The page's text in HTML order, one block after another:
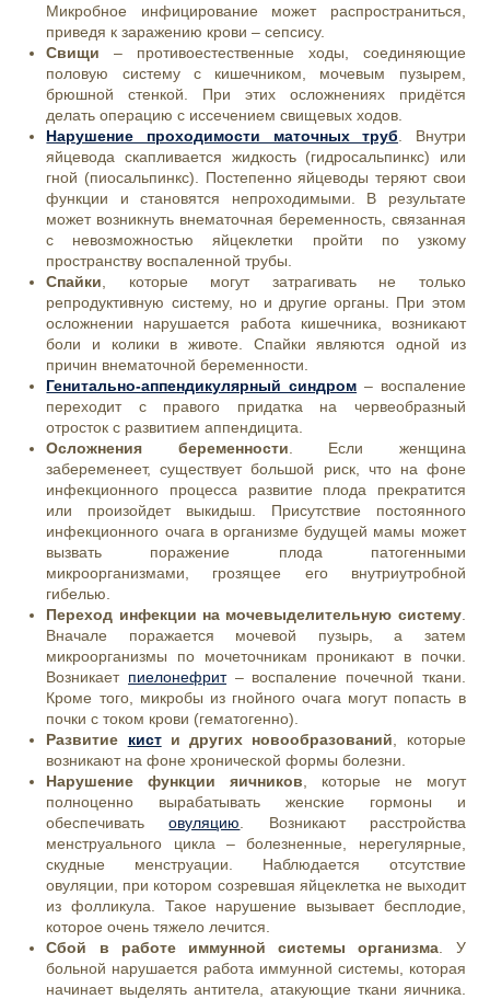
Микробное инфицирование может распространиться,
приведя к заражению крови – сепсису.
Свищи – противоестественные ходы, соединяющие
половую систему с кишечником, мочевым пузырем,
брюшной стенкой. При этих осложнениях придётся
делать операцию с иссечением свищевых ходов.
Нарушение проходимости маточных труб . Внутри
яйцевода скапливается жидкость (гидросальпинкс) или
гной (пиосальпинкс). Постепенно яйцеводы теряют свои
функции и становятся непроходимыми. В результате
может возникнуть внематочная беременность, связанная
с невозможностью яйцеклетки пройти по узкому
пространству воспаленной трубы.
Спайки , которые могут затрагивать не только
репродуктивную систему, но и другие органы. При этом
осложнении нарушается работа кишечника, возникают
боли и колики в животе. Спайки являются одной из
причин внематочной беременности.
Генитально-аппендикулярный синдром – воспаление
переходит с правого придатка на червеобразный
отросток с развитием аппендицита.
Осложнения беременности . Если женщина
забеременеет, существует большой риск, что на фоне
инфекционного процесса развитие плода прекратится
или произойдет выкидыш. Присутствие постоянного
инфекционного очага в организме будущей мамы может
вызвать поражение плода патогенными
микроорганизмами, грозящее его внутриутробной
гибелью.
Переход инфекции на мочевыделительную систему.
Вначале поражается мочевой пузырь, а затем
микроорганизмы по мочеточникам проникают в почки.
Возникает пиелонефрит– воспаление почечной ткани.
Кроме того, микробы из гнойного очага могут попасть в
почки с током крови (гематогенно).
Развитие кисти других новообразований , которые
возникают на фоне хронической формы болезни.
Нарушение функции яичников , которые не могут
полноценно вырабатывать женские гормоны и
обеспечиватьовуляцию . Возникают расстройства
менструального цикла – болезненные, нерегулярные,
скудные менструации. Наблюдается отсутствие
овуляции, при котором созревшая яйцеклетка не выходит
из фолликула. Такое нарушение вызывает бесплодие,
которое очень тяжело лечится.
Сбой в работе иммунной системы организма . У
больной нарушается работа иммунной системы, которая
начинает выделять антитела, атакующие ткани яичника.